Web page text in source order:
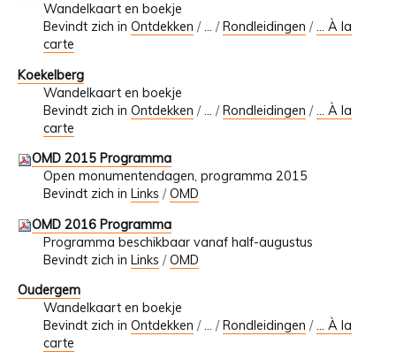
Wandelkaart en boekje
Bevindt zich in Ontdekken /… / Rondleidingen /... À la
carte
Koekelberg
Wandelkaart en boekje
Bevindt zich in Ontdekken /… /Rondleidingen /... À la
carte
OMD 2015 Programma
Open monumentendagen, programma 2015
Bevindt zich in Links /OMD
OMD 2016 Programma
Programma beschikbaar vanaf half-augustus
Bevindt zich in Links /OMD
Oudergem
Wandelkaart en boekje
Bevindt zich in Ontdekken /… /Rondleidingen /... À la
carte